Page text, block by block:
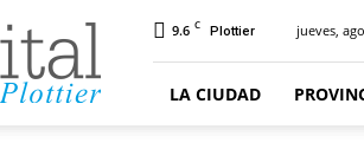
9.6 C Plottier jueves,
LA CIUDAD